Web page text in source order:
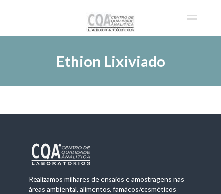
Ethion Lixiviado
Realizamos milhares de ensaios e amostragens nas
áreas ambiental, alimentos, famácos/cosméticos